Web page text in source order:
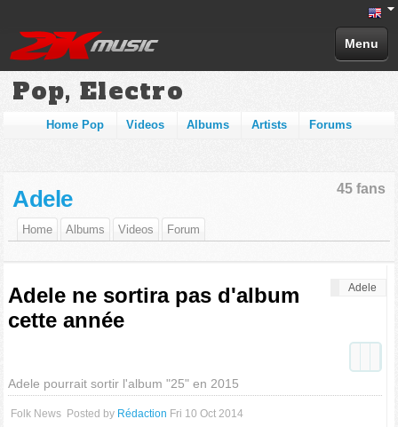
Menu
Pop, Electro
Home Pop Videos Albums Artists Forums
45 fans
Adele
Home Albums Videos Forum
Adele
Adele ne sortira pas d'album
cette année
Adele pourrait sortir l'album "25" en 2015
Folk News Posted by Rédaction Fri 10 Oct 2014